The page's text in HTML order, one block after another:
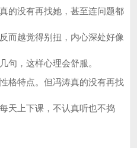
没有再找她，甚至连问题都
而越觉得别扭，内心深处好像
句，这样心理会舒服。
特点。但冯涛真的没有再找
天上下课，不认真听也不捣